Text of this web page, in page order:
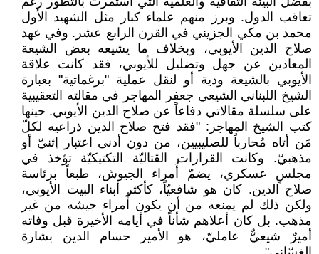
تعاقب الدول. وبرز منهم علماء كبار مثل الشهيد الأول
محمد بن مكي الجزيني في القرن الرابع عشر. وفي عهد
صلاح الدين الأيوبي، وبخلاف ما يشيعه بعض الشيعة
المعادين عن جهل وتضليل للأيوبي، فقد كانت علاقة
الأيوبي بالشيعة ودية أو لنقل عملية "برغماتية" بعبارة
الشيخ اللبناني الشيعي جعفر المهاجر في مقالته التعقيبية
على سلسلة مقالاتي دفاعاً عن صلاح الدين الأيوبي. حينها
كتب الشيخ المهاجر: "فقد فتح صلاح الدين ذراعيه لكلّ
مَن أتاه مُحارباً للصليبيين، من دون أدنى اعتبار إثنيّ أو
مذهبيّ. وكانت القرارات القتاليّة التكتيكيّة تؤخذ في
مجلسٍ عسكري، يضمّ أُمراء الجيوش، طبعاً برئاسة
صلاح الدين. كان هو شافعيّاً، كأكثر أبناء البيت الأيوبي،
ولكن ذلك لم يمنعه من أن يكون أُمراء جيشه من غير
مذهب. بل كان أعلاهم شأناً في أيامه الأخيرة قبل وفاته
أميرٌ شيعيٌّ عامليّ، هو الأمير حسام الدين بشارة